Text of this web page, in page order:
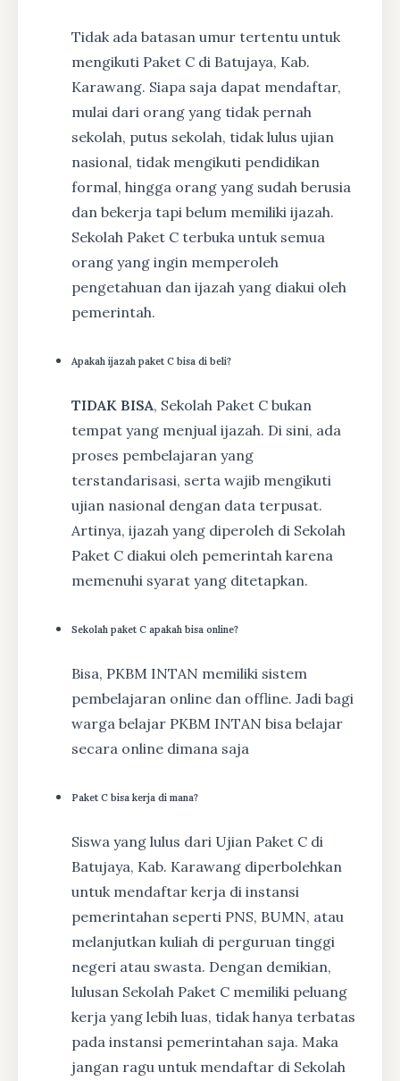
Tidak ada batasan umur tertentu untuk
mengikuti Paket C di Batujaya, Kab.
Karawang. Siapa saja dapat mendaftar,
mulai dari orang yang tidak pernah
sekolah, putus sekolah, tidak lulus ujian
nasional, tidak mengikuti pendidikan
formal, hingga orang yang sudah berusia
dan bekerja tapi belum memiliki ijazah.
Sekolah Paket C terbuka untuk semua
orang yang ingin memperoleh
pengetahuan dan ijazah yang diakui oleh
pemerintah.
Apakah ijazah paket C bisa di beli?
TIDAK BISA, Sekolah Paket C bukan
tempat yang menjual ijazah. Di sini, ada
proses pembelajaran yang
terstandarisasi, serta wajib mengikuti
ujian nasional dengan data terpusat.
Artinya, ijazah yang diperoleh di Sekolah
Paket C diakui oleh pemerintah karena
memenuhi syarat yang ditetapkan.
Sekolah paket C apakah bisa online?
Bisa, PKBM INTAN memiliki sistem
pembelajaran online dan offline. Jadi bagi
warga belajar PKBM INTAN bisa belajar
secara online dimana saja
Paket C bisa kerja di mana?
Siswa yang lulus dari Ujian Paket C di
Batujaya, Kab. Karawang diperbolehkan
untuk mendaftar kerja di instansi
pemerintahan seperti PNS, BUMN, atau
melanjutkan kuliah di perguruan tinggi
negeri atau swasta. Dengan demikian,
lulusan Sekolah Paket C memiliki peluang
kerja yang lebih luas, tidak hanya terbatas
pada instansi pemerintahan saja. Maka
jangan ragu untuk mendaftar di Sekolah